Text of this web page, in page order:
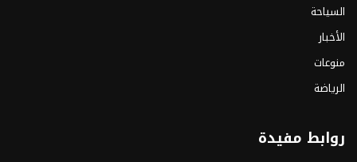
السياحة
الأخبار
منوعات
الرياضة
روابط مفيدة